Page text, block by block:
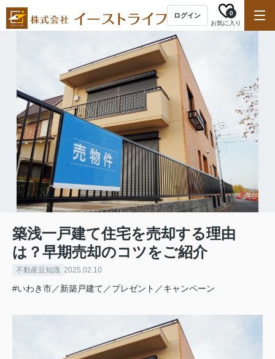
ログイン
お気に入り
0
築浅一戸建て住宅を売却する理由
は？早期売却のコツをご紹介
不動産豆知識 2025.02.10
#いわき市／新築戸建て／プレゼント／キャンペーン